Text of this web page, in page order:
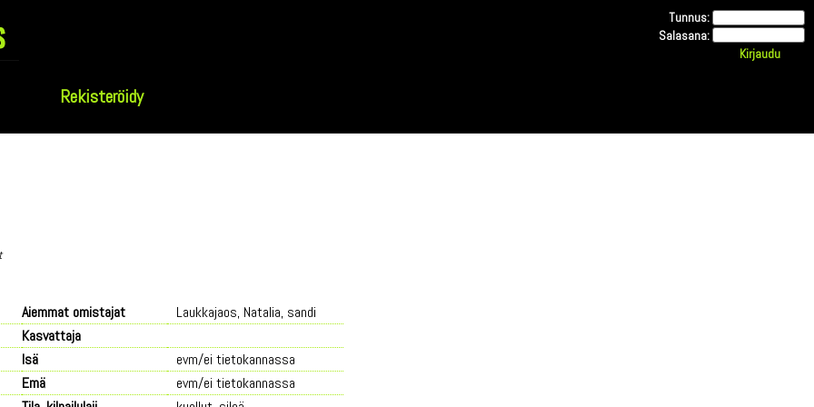
Rekisteröidy
Tunnus:
Salasana:
Aiemmat omistajat
Laukkajaos, Natalia, sandi
Kasvattaja
Isä
evm/ei tietokannassa
Emä
evm/ei tietokannassa